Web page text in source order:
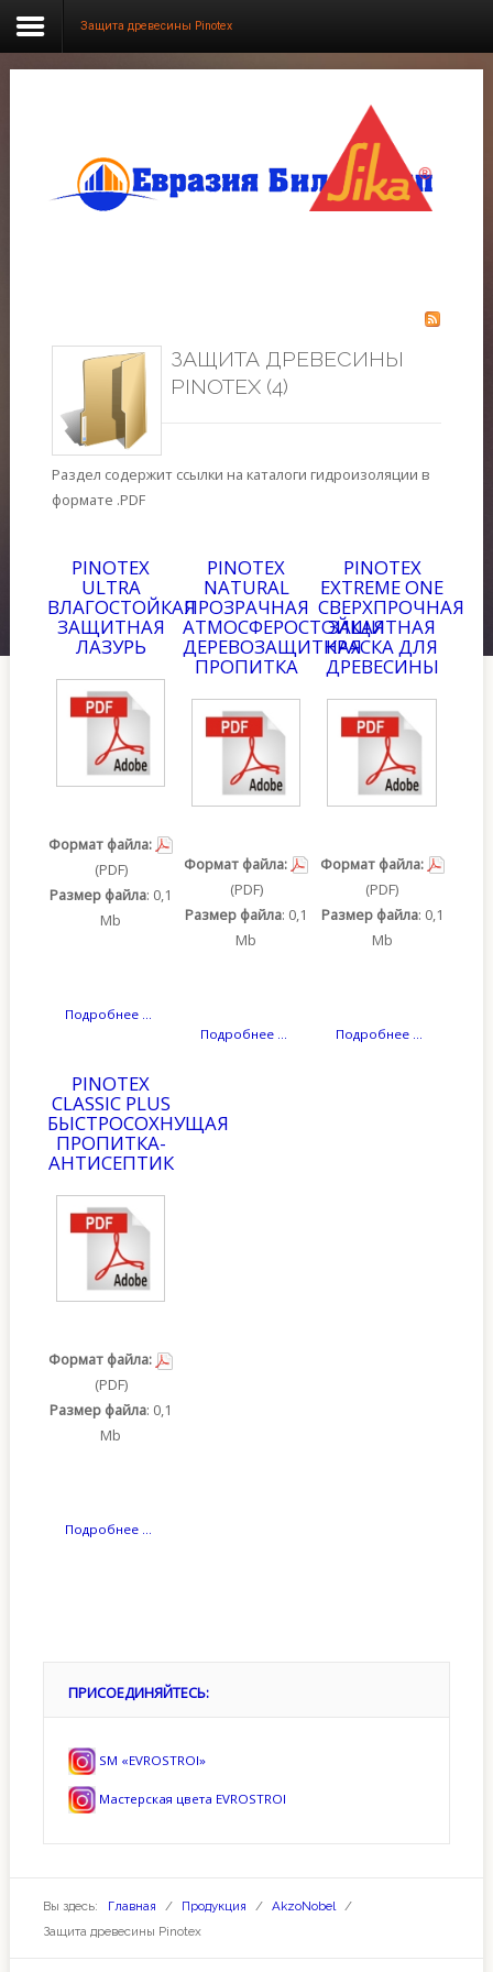
position, using the -sidebar module class suffix. There is
also a sidebar_bottom position below the menu.
Фотогалерея
Новости
Контакты
SAMPLE SIDEBAR MODULE
This is a sample module published to the sidebar_bottom
position, using the -sidebar module class suffix. There is
also a sidebar_top position below the search.
Защита древесины Pinotex
ЗАЩИТА ДРЕВЕСИНЫ
PINOTEX (4)
Раздел содержит ссылки на каталоги гидроизоляции в
формате .PDF
PINOTEX
ULTRA
ВЛАГОСТОЙКАЯ
ЗАЩИТНАЯ
ЛАЗУРЬ
Формат файла:
(PDF)
Размер файла: 0,1
Mb
Подробнее ...
PINOTEX
NATURAL
ПРОЗРАЧНАЯ
АТМОСФЕРОСТОЙКАЯ
ДЕРЕВОЗАЩИТНАЯ
ПРОПИТКА
Формат файла:
(PDF)
Размер файла: 0,1
Mb
Подробнее ...
PINOTEX
EXTREME ONE
СВЕРХПРОЧНАЯ
ЗАЩИТНАЯ
КРАСКА ДЛЯ
ДРЕВЕСИНЫ
Формат файла:
(PDF)
Размер файла: 0,1
Mb
Подробнее ...
PINOTEX
CLASSIC PLUS
БЫСТРОСОХНУЩАЯ
ПРОПИТКА-
АНТИСЕПТИК
Формат файла:
(PDF)
Размер файла: 0,1
Mb
Подробнее ...
ПРИСОЕДИНЯЙТЕСЬ:
SM «EVROSTROI»
Мастерская цвета EVROSTROI
Вы здесь: Главная / Продукция / AkzoNobel /
Защита древесины Pinotex